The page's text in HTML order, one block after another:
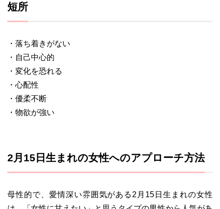
短所
・落ち着きがない
・自己中心的
・変化を恐れる
・心配性
・優柔不断
・物欲が強い
2月15日生まれの女性へのアプローチ方法
母性的で、愛情深い雰囲気がある2月15日生まれの女性